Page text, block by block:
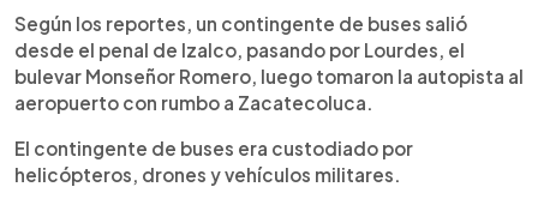
Según los reportes, un contingente de buses salió
desde el penal de Izalco, pasando por Lourdes, el
bulevar Monseñor Romero, luego tomaron la autopista al
aeropuerto con rumbo a Zacatecoluca.
El contingente de buses era custodiado por
helicópteros, drones y vehículos militares.